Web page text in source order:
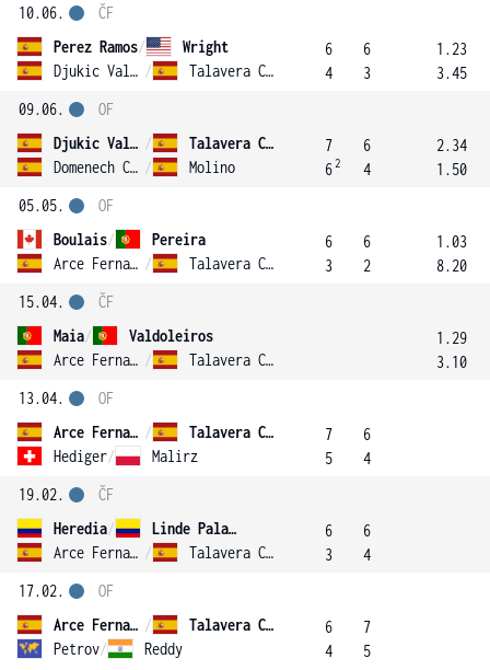
10.06.
Perez Ramos/
Wright
Djukic Valera / Talavera Cortes
ČF
6
4
6
3
1.23
3.45
09.06.
Djukic Valera /
Talavera Cortes
Domenech Castillo / Molino
OF
7
62
6
4
2.34
1.50
05.05.
Boulais/
Pereira
Arce Fernandez / Talavera Cortes
OF
6
3
6
2
1.03
8.20
15.04.
Maia/
Valdoleiros
Arce Fernandez / Talavera Cortes
ČF
1.29
3.10
13.04.
Arce Fernandez /
Talavera Cortes
Hediger/ Malirz
OF
7
5
6
4
19.02.
Heredia/
Linde Palacios
Arce Fernandez / Talavera Cortes
ČF
6
3
6
4
17.02.
Arce Fernandez /
Talavera Cortes
Petrov/ Reddy
OF
6
4
7
5